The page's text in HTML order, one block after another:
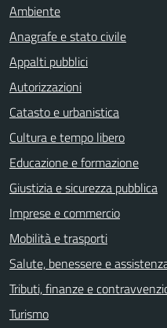
Ambiente
Anagrafe e stato civile
Appalti pubblici
Autorizzazioni
Catasto e urbanistica
Cultura e tempo libero
Educazione e formazione
Giustizia e sicurezza pubblica
Imprese e commercio
Mobilità e trasporti
Salute, benessere e
Tributi, finanze e
Turismo